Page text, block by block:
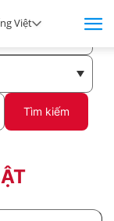
Việt
Tìm kiếm